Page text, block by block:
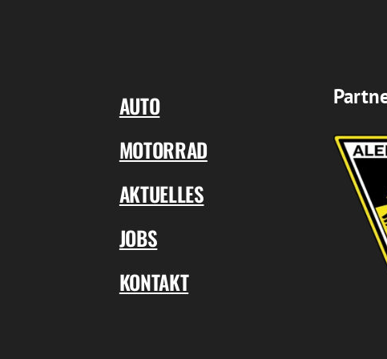
AUTO
MOTORRAD
AKTUELLES
JOBS
KONTAKT